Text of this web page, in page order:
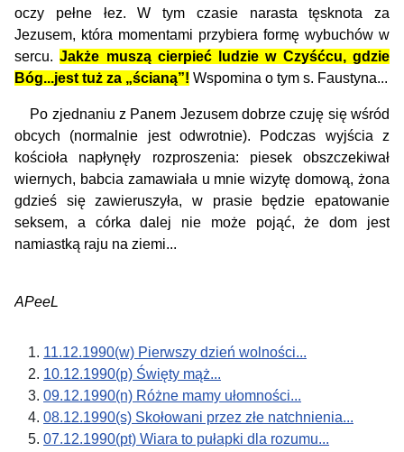
oczy pełne łez. W tym czasie narasta tęsknota za
Jezusem, która momentami przybiera formę wybuchów w
sercu.Jakże muszą cierpieć ludzie w Czyśćcu, gdzie
Bóg...jest tuż za „ścianą”! Wspomina o tym s. Faustyna...
Po zjednaniu z Panem Jezusem dobrze czuję się wśród
obcych (normalnie jest odwrotnie). Podczas wyjścia z
kościoła napłynęły rozproszenia: piesek obszczekiwał
wiernych, babcia zamawiała u mnie wizytę domową, żona
gdzieś się zawieruszyła, w prasie będzie epatowanie
seksem, a córka dalej nie może pojąć, że dom jest
namiastką raju na ziemi...
APeeL
11.12.1990(w) Pierwszy dzień wolności...
10.12.1990(p) Święty mąż...
09.12.1990(n) Różne mamy ułomności...
08.12.1990(s) Skołowani przez złe natchnienia...
07.12.1990(pt) Wiara to pułapki dla rozumu...